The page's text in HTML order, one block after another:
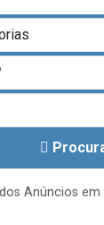
Anúncios